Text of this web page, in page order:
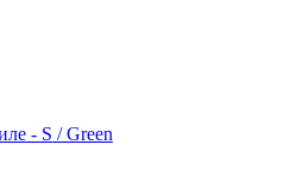
- S / Green